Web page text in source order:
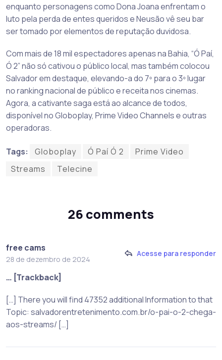
enquanto personagens como Dona Joana enfrentam o
luto pela perda de entes queridos e Neusão vê seu bar
ser tomado por elementos de reputação duvidosa.
Com mais de 18 mil espectadores apenas na Bahia, “Ó Paí,
Ó 2” não só cativou o público local, mas também colocou
Salvador em destaque, elevando-a do 7º para o 3º lugar
no ranking nacional de público e receita nos cinemas.
Agora, a cativante saga está ao alcance de todos,
disponível no Globoplay, Prime Video Channels e outras
operadoras.
Tags: Globoplay Ó Paí Ó 2
Prime Video
Streams
Telecine
26 comments
free cams
28 de dezembro de 2024
Acesse para responder
… [Trackback]
[…] There you will find 47352 additional Information to that
Topic: salvadorentretenimento.com.br/o-pai-o-2-chega-
aos-streams/ […]